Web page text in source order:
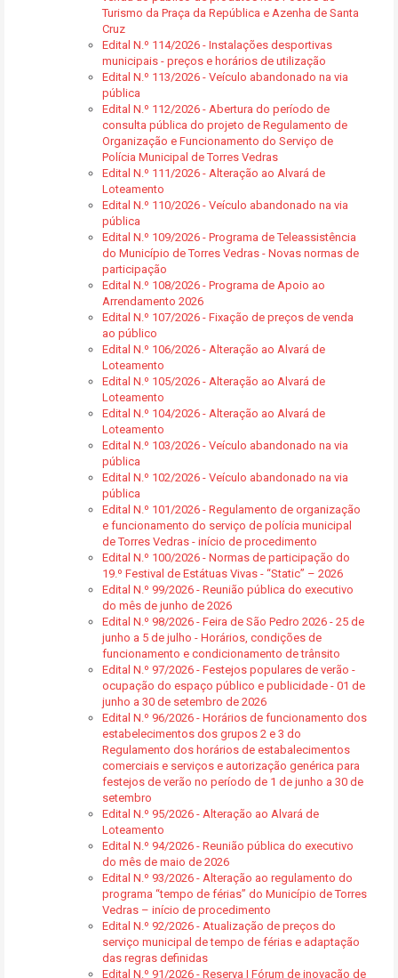
Turismo da Praça da República e Azenha de Santa
Cruz
Edital N.º 114/2026 - Instalações desportivas
municipais - preços e horários de utilização
Edital N.º 113/2026 - Veículo abandonado na via
pública
Edital N.º 112/2026 - Abertura do período de
consulta pública do projeto de Regulamento de
Organização e Funcionamento do Serviço de
Polícia Municipal de Torres Vedras
Edital N.º 111/2026 - Alteração ao Alvará de
Loteamento
Edital N.º 110/2026 - Veículo abandonado na via
pública
Edital N.º 109/2026 - Programa de Teleassistência
do Município de Torres Vedras - Novas normas de
participação
Edital N.º 108/2026 - Programa de Apoio ao
Arrendamento 2026
Edital N.º 107/2026 - Fixação de preços de venda
ao público
Edital N.º 106/2026 - Alteração ao Alvará de
Loteamento
Edital N.º 105/2026 - Alteração ao Alvará de
Loteamento
Edital N.º 104/2026 - Alteração ao Alvará de
Loteamento
Edital N.º 103/2026 - Veículo abandonado na via
pública
Edital N.º 102/2026 - Veículo abandonado na via
pública
Edital N.º 101/2026 - Regulamento de organização
e funcionamento do serviço de polícia municipal
de Torres Vedras - início de procedimento
Edital N.º 100/2026 - Normas de participação do
19.º Festival de Estátuas Vivas - “Static” – 2026
Edital N.º 99/2026 - Reunião pública do executivo
do mês de junho de 2026
Edital N.º 98/2026 - Feira de São Pedro 2026 - 25 de
junho a 5 de julho - Horários, condições de
funcionamento e condicionamento de trânsito
Edital N.º 97/2026 - Festejos populares de verão -
ocupação do espaço público e publicidade - 01 de
junho a 30 de setembro de 2026
Edital N.º 96/2026 - Horários de funcionamento dos
estabelecimentos dos grupos 2 e 3 do
Regulamento dos horários de estabalecimentos
comerciais e serviços e autorização genérica para
festejos de verão no período de 1 de junho a 30 de
setembro
Edital N.º 95/2026 - Alteração ao Alvará de
Loteamento
Edital N.º 94/2026 - Reunião pública do executivo
do mês de maio de 2026
Edital N.º 93/2026 - Alteração ao regulamento do
programa “tempo de férias” do Município de Torres
Vedras – início de procedimento
Edital N.º 92/2026 - Atualização de preços do
serviço municipal de tempo de férias e adaptação
das regras definidas
Edital N.º 91/2026 - Reserva | Fórum de inovação de